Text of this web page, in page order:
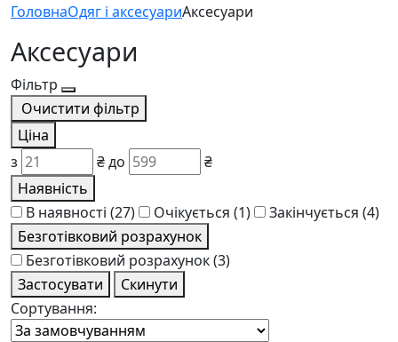
ГоловнаОдяг і аксесуариАксесуари
Аксесуари
Фільтр
Очистити фільтр
Ціна
з
₴до
₴
Наявність
В наявності (27) Очікується (1) Закінчується (4)
Безготівковий розрахунок
Безготівковий розрахунок(3)
Застосувати
Скинути
Сортування: